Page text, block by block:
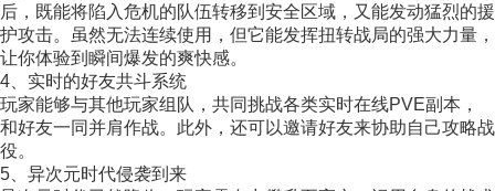
后，既能将陷入危机的队伍转移到安全区域，又能发动猛烈的援
护攻击。虽然无法连续使用，但它能发挥扭转战局的强大力量，
让你体验到瞬间爆发的爽快感。
4、实时的好友共斗系统
玩家能够与其他玩家组队，共同挑战各类实时在线PVE副本，
和好友一同并肩作战。此外，还可以邀请好友来协助自己攻略战
役。
5、异次元时代侵袭到来